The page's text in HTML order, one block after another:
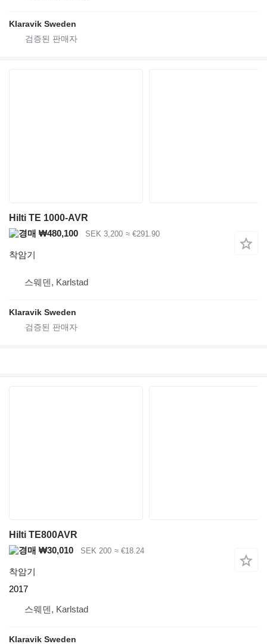
Klaravik Sweden
Hilti TE 1000-AVR
₩480,100
SEK 3,200 ≈ €291.90
착암기
스웨덴, Karlstad
Klaravik Sweden
Hilti TE800AVR
₩30,010
SEK 200 ≈ €18.24
착암기
2017
스웨덴, Karlstad
Klaravik Sweden